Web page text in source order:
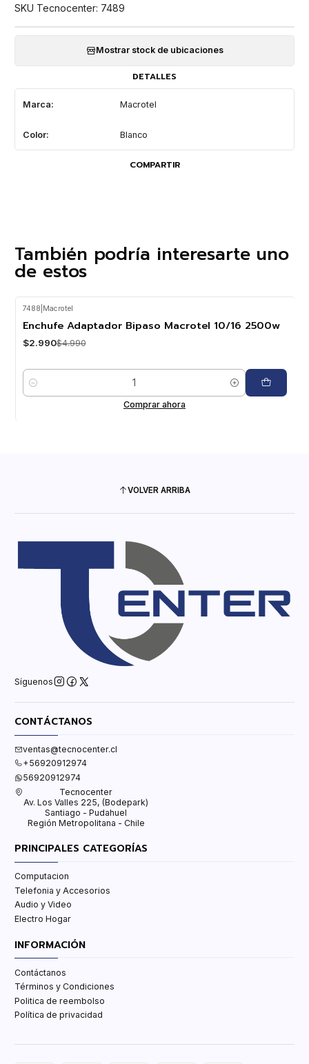
SKU Tecnocenter: 7489
Mostrar stock de ubicaciones
DETALLES
Marca: Macrotel
Color: Blanco
COMPARTIR
También podría interesarte uno
de estos
7488 Macrotel
Enchufe Adaptador Bipaso Macrotel 10/16 2500w
$2.990$4.990
Cantidad
Comprar ahora
VOLVER ARRIBA
Síguenos
CONTÁCTANOS
ventas@tecnocenter.cl
+56920912974
56920912974
Tecnocenter
Av. Los Valles 225, (Bodepark)
Santiago - Pudahuel
Región Metropolitana - Chile
PRINCIPALES CATEGORÍAS
Computacion
Telefonia y Accesorios
Audio y Video
Electro Hogar
INFORMACIÓN
Contáctanos
Términos y Condiciones
Politica de reembolso
Política de privacidad